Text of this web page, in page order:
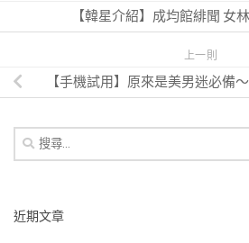
【韓星介紹】成均館緋聞 女
上一則
【手機試用】原來是美男迷必備
搜
尋
字:
近期文章